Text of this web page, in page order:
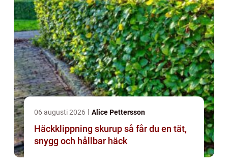
06 augusti 2026 Alice Pettersson
Häckklippning skurup så får du en tät,
snygg och hållbar häck